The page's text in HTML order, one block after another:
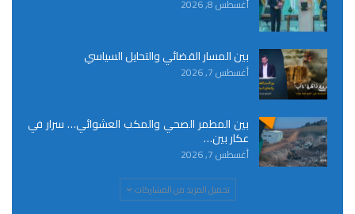
أغسطس 8, 2026
بين المسار القضائي والتحايل السياسي
أغسطس 7, 2026
بين المطمر الصحي والمكب العشوائي… سرار في
عكار بين…
أغسطس 7, 2026
تحميل المزيد من المشاركات